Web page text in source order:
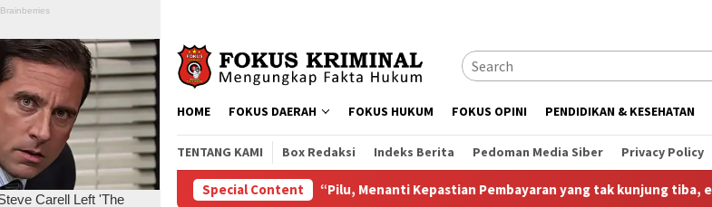
HOME FOKUS DAERAH FOKUS HUKUM FOKUS OPINI PENDIDIKAN & KESEHATAN
TENTANG KAMI Box Redaksi Indeks Berita Pedoman Media Siber Privacy Policy
Special Content
“Pilu, Menanti Kepastian Pembayaran yang tak kunjung tiba, ex Karyawan TMP kecewa Berat”